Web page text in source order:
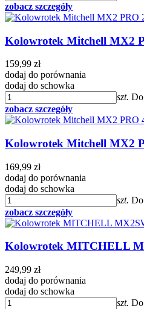
zobacz szczegóły
Kolowrotek Mitchell MX2
159,99 zł
dodaj do porównania
dodaj do schowka
szt.
zobacz szczegóły
Kolowrotek Mitchell MX2
169,99 zł
dodaj do porównania
dodaj do schowka
szt.
zobacz szczegóły
Kolowrotek MITCHELL
249,99 zł
dodaj do porównania
dodaj do schowka
szt.